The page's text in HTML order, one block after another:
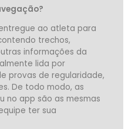
ao atleta para
trechos,
informações da
lida por
provas de regularidade,
De todo modo, as
no app são as mesmas
ter sua